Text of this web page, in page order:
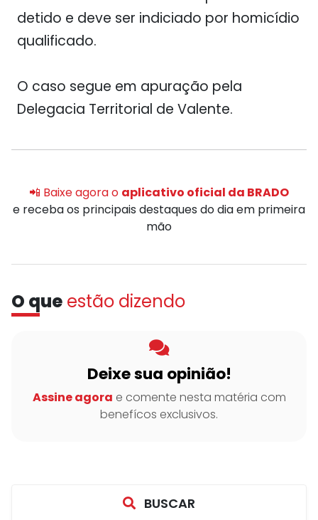
detido e deve ser indiciado por homicídio
qualificado.
O caso segue em apuração pela
Delegacia Territorial de Valente.
📲 Baixe agora o aplicativo oficial da BRADO
e receba os principais destaques do dia em primeira
mão
O que estão dizendo
Deixe sua opinião!
Assine agora e comente nesta matéria com
benefícos exclusivos.
BUSCAR